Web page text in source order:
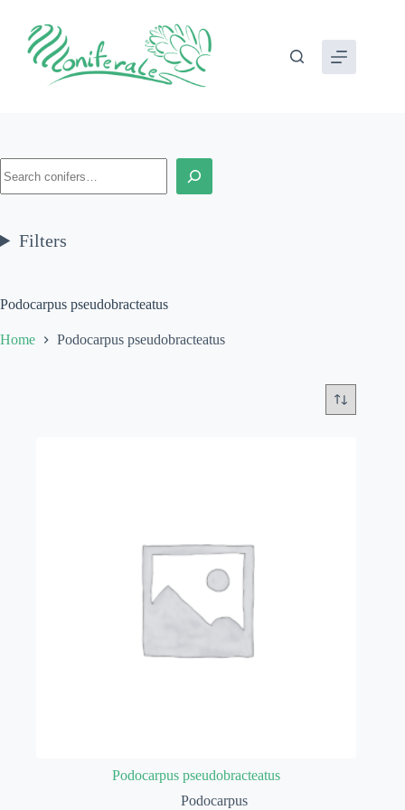
content
Podocarpus pseudobracteatus
Home Podocarpus pseudobracteatus
Podocarpus pseudobracteatus
Podocarpus
Filters